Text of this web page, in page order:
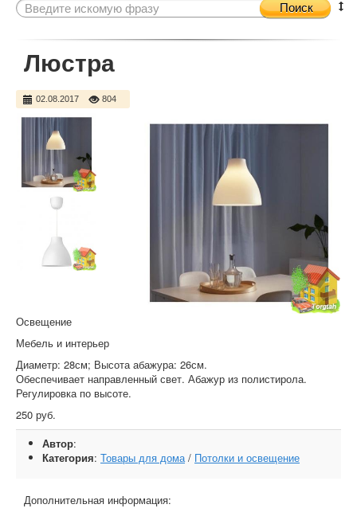
Поиск
Люстра
02.08.2017 804
Освещение
Мебель и интерьер
Диаметр: 28см; Высота абажура: 26см.
Обеспечивает направленный свет. Абажур из полистирола.
Регулировка по высоте.
250 руб.
Автор:
Категория: Товары для дома/ Потолки и освещение
Дополнительная информация: